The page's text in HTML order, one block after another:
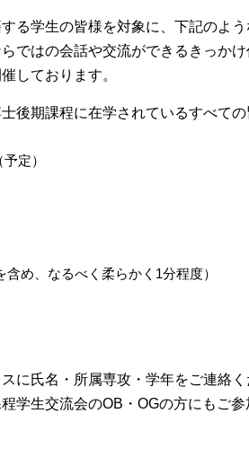
る学生の皆様を対象に、下記のよ
ではの会話や交流ができるきっか
しております。
後期課程に在学されているすべての
定）
め、なるべく柔らかく1分程度）
に氏名・所属専攻・学年をご連絡
学生交流会のOB・OGの方にもご